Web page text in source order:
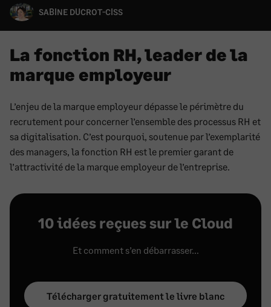
SABINE DUCROT-CISS
La fonction RH, leader de la
marque employeur
L’enjeu de la marque employeur dépasse le périmètre du
recrutement pour concerner l’ensemble des processus RH et
sa digitalisation. C’est pourquoi, soutenue par l’exemplarité
des managers, la fonction RH est le premier garant de
l’attractivité de la marque employeur de l’entreprise.
10 idées reçues sur le Cloud
Et comment s’en débarrasser…
Télécharger gratuitement le livre blanc